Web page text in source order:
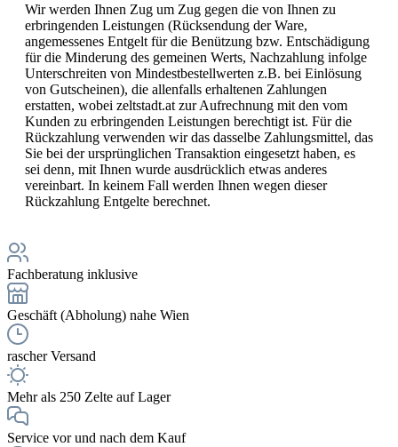
Wir werden Ihnen Zug um Zug gegen die von Ihnen zu
erbringenden Leistungen (Rücksendung der Ware,
angemessenes Entgelt für die Benützung bzw. Entschädigung
für die Minderung des gemeinen Werts, Nachzahlung infolge
Unterschreiten von Mindestbestellwerten z.B. bei Einlösung
von Gutscheinen), die allenfalls erhaltenen Zahlungen
erstatten, wobei zeltstadt.at zur Aufrechnung mit den vom
Kunden zu erbringenden Leistungen berechtigt ist. Für die
Rückzahlung verwenden wir das dasselbe Zahlungsmittel, das
Sie bei der ursprünglichen Transaktion eingesetzt haben, es
sei denn, mit Ihnen wurde ausdrücklich etwas anderes
vereinbart. In keinem Fall werden Ihnen wegen dieser
Rückzahlung Entgelte berechnet.
Fachberatung inklusive
Geschäft (Abholung) nahe Wien
rascher Versand
Mehr als 250 Zelte auf Lager
Service vor und nach dem Kauf